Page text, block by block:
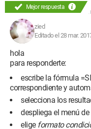
Mejor respuesta
zied
Editado el 28 mar.
hola
para responderte:
escribe la fórmula
correspondiente y
selecciona los
despliega el menú
elige formato